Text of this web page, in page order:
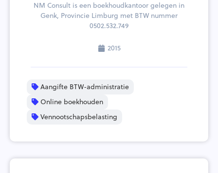
NM Consult is een boekhoudkantoor gelegen in
Genk, Provincie Limburg met BTW nummer
0502.532.749
2015
Aangifte BTW-administratie
Online boekhouden
Vennootschapsbelasting